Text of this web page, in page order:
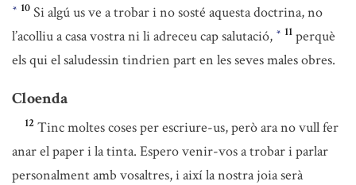
* 10 Si algú us ve a trobar i no sosté aquesta doctrina, no
l’acolliu a casa vostra ni li adreceu cap salutació, * 11 perquè
els qui el saludessin tindrien part en les seves males obres.
Cloenda
12 Tinc moltes coses per escriure-us, però ara no vull fer
anar el paper i la tinta. Espero venir-vos a trobar i parlar
personalment amb vosaltres, i així la nostra joia serà